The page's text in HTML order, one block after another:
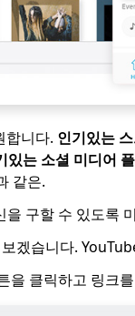
합니다. 인기있는
있는 소셜 미디어
같은.
구할 수 있도록
겠습니다.
을 클릭하고 링크